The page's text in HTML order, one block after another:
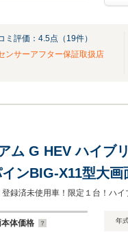
ミ評価： 4.5点（ 19件）
ンサーアフター保証取扱店
アム G HEV ハイ
BIG-X11型大画
応&360度ドラ
ット付
体価格 年